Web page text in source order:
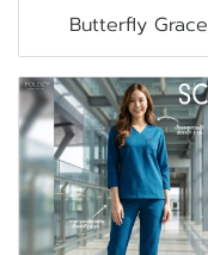
Butterfly Grace